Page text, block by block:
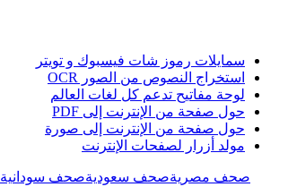
سمايلات رموز شات فيسبوك و تويتر
استخراج النصوص من الصور OCR
لوحة مفاتيح تدعم كل لغات العالم
حول صفحة من الإنترنت إلى PDF
حول صفحة من الإنترنت إلى صورة
مولد أزرار لصفحات الإنترنت
صحف مصريةصحف سعوديةصحف سودانية